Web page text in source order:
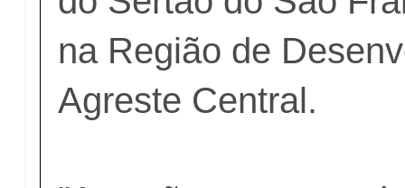
na Região de
Agreste Central.